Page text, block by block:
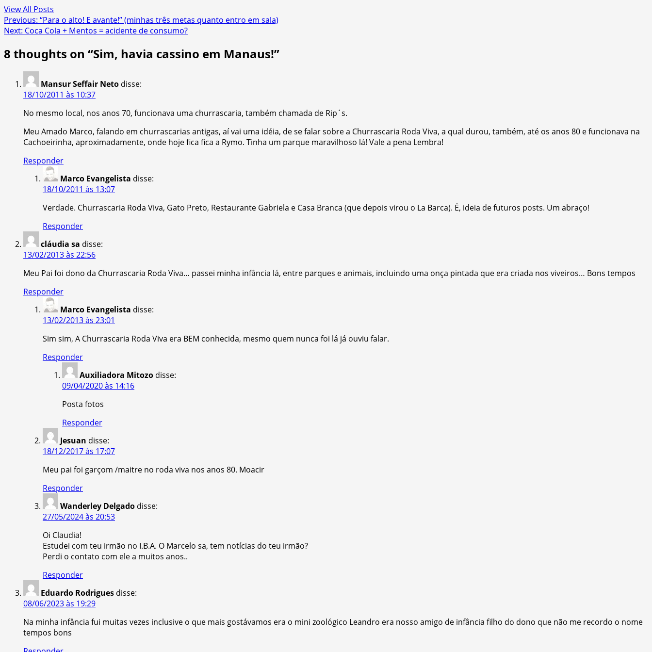
View All Posts
Post
navigation
Previous: “Para o alto! E avante!” (minhas três metas quanto entro em sala)
Next: Coca Cola + Mentos = acidente de consumo?
8 thoughts on “Sim, havia cassino em Manaus!”
Mansur Seffair Neto disse:
18/10/2011 às 10:37
No mesmo local, nos anos 70, funcionava uma churrascaria, também chamada de Rip´s.
Meu Amado Marco, falando em churrascarias antigas, aí vai uma idéia, de se falar sobre a Churrascaria Roda Viva, a qual durou, também, até os anos 80 e funcionava na
Cachoeirinha, aproximadamente, onde hoje fica fica a Rymo. Tinha um parque maravilhoso lá! Vale a pena Lembra!
Responder
Marco Evangelista disse:
18/10/2011 às 13:07
Verdade. Churrascaria Roda Viva, Gato Preto, Restaurante Gabriela e Casa Branca (que depois virou o La Barca). É, ideia de futuros posts. Um abraço!
Responder
cláudia sa disse:
13/02/2013 às 22:56
Meu Pai foi dono da Churrascaria Roda Viva… passei minha infância lá, entre parques e animais, incluindo uma onça pintada que era criada nos viveiros… Bons tempos
Responder
Marco Evangelista disse:
13/02/2013 às 23:01
Sim sim, A Churrascaria Roda Viva era BEM conhecida, mesmo quem nunca foi lá já ouviu falar.
Responder
Auxiliadora Mitozo disse:
09/04/2020 às 14:16
Posta fotos
Responder
Jesuan disse:
18/12/2017 às 17:07
Meu pai foi garçom /maitre no roda viva nos anos 80. Moacir
Responder
Wanderley Delgado disse:
27/05/2024 às 20:53
Oi Claudia!
Estudei com teu irmão no I.B.A. O Marcelo sa, tem notícias do teu irmão?
Perdi o contato com ele a muitos anos..
Responder
Eduardo Rodrigues disse:
08/06/2023 às 19:29
Na minha infância fui muitas vezes inclusive o que mais gostávamos era o mini zoológico Leandro era nosso amigo de infância filho do dono que não me recordo o nome
tempos bons